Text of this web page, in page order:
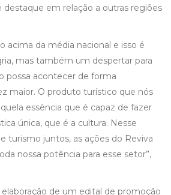
destaque em relação a outras regiões
acima da média nacional e isso é
mas também um despertar para
possa acontecer de forma
maior. O produto turístico que nós
essência que é capaz de fazer
única, que é a cultura. Nesse
turismo juntos, as ações do Reviva
nossa potência para esse setor”,
de um edital de promoção